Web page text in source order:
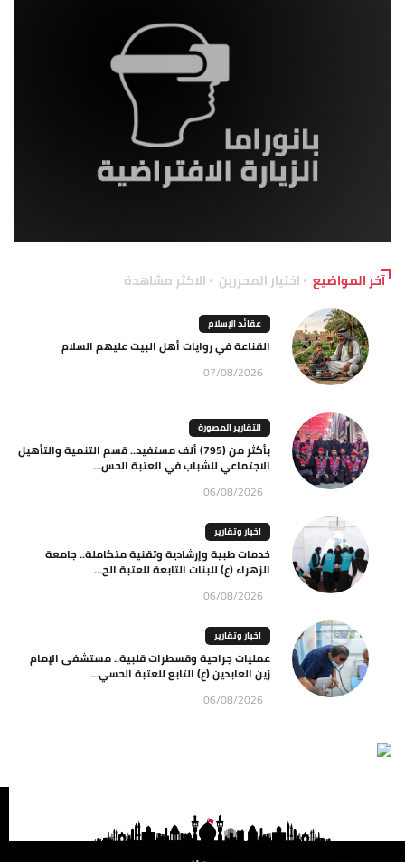
آخر المواضيع اختيار المحررين الاكثر مشاهدة
عقائد الإسلام
القناعة في روايات أهل البيت عليهم السلام
07/08/2026
التقارير المصورة
بأكثر من (795) ألف مستفيد.. قسم التنمية والتأهيل
الاجتماعي للشباب في العتبة الحس...
06/08/2026
اخبار وتقارير
خدمات طبية وإرشادية وتقنية متكاملة.. جامعة
الزهراء (ع) للبنات التابعة للعتبة الح...
06/08/2026
اخبار وتقارير
عمليات جراحية وقسطرات قلبية.. مستشفى الإمام
زين العابدين (ع) التابع للعتبة الحسي...
06/08/2026